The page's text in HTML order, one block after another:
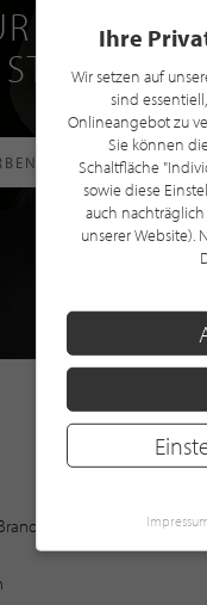
EINEIhre
Wir setzen auf
sind
Onlineangebot zu
Sie können
Schaltfläche
sowie diese
auch
unserer Website).